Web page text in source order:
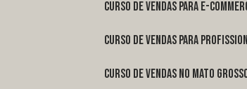
curso de vendas para e-
curso de vendas para
curso de vendas no Mato